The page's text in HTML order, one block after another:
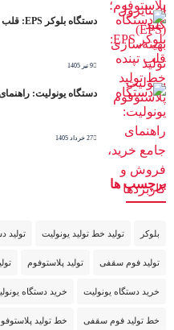
دستگاه بلوکر EPS: قلب تپنده خط تولید پلاستوفوم
9 تیر 1405
دستگاه یونولیت:
27 خرداد 1405
برچسب ها
بلوکر تولید خط تولید یونولیت تولید
تولید فوم سقفی تولید پلاستوفوم
خرید دستگاه یونولیت خرید دستگاه
خط تولید فوم سقفی خط تولید